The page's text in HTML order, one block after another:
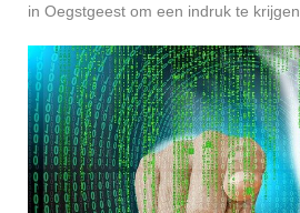
in Oegstgeest om een indruk te krijgen.